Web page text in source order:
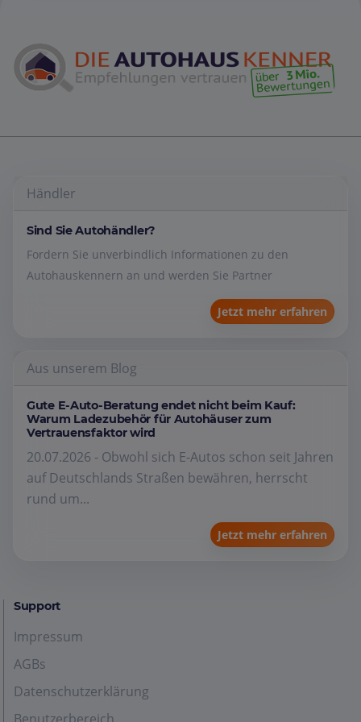
Händler
Sind Sie Autohändler?
Fordern Sie unverbindlich Informationen zu den
Autohauskennern an und werden Sie Partner
Jetzt mehr erfahren
Aus unserem Blog
Gute E-Auto-Beratung endet nicht beim Kauf:
Warum Ladezubehör für Autohäuser zum
Vertrauensfaktor wird
20.07.2026 - Obwohl sich E-Autos schon seit Jahren
auf Deutschlands Straßen bewähren, herrscht
rund um...
Jetzt mehr erfahren
Support
Impressum
AGBs
Datenschutzerklärung
Benutzerbereich